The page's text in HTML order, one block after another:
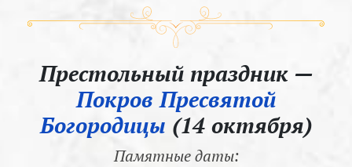
Престольный праздник —
Покров Пресвятой
Богородицы (14 октября)
Памятные даты: